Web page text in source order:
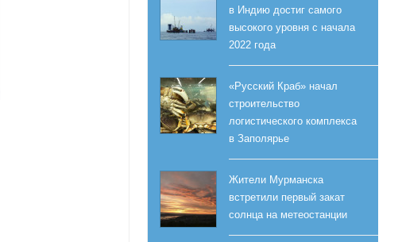
в Индию достиг самого
высокого уровня с начала
2022 года
«Русский Краб» начал
строительство
логистического комплекса
в Заполярье
Жители Мурманска
встретили первый закат
солнца на метеостанции